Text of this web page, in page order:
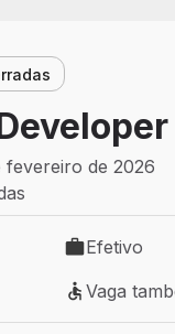
fevereiro de 2026
Paulo - SP
Tipo de vaga:
Efetivo
HíbridoVaga
Vaga